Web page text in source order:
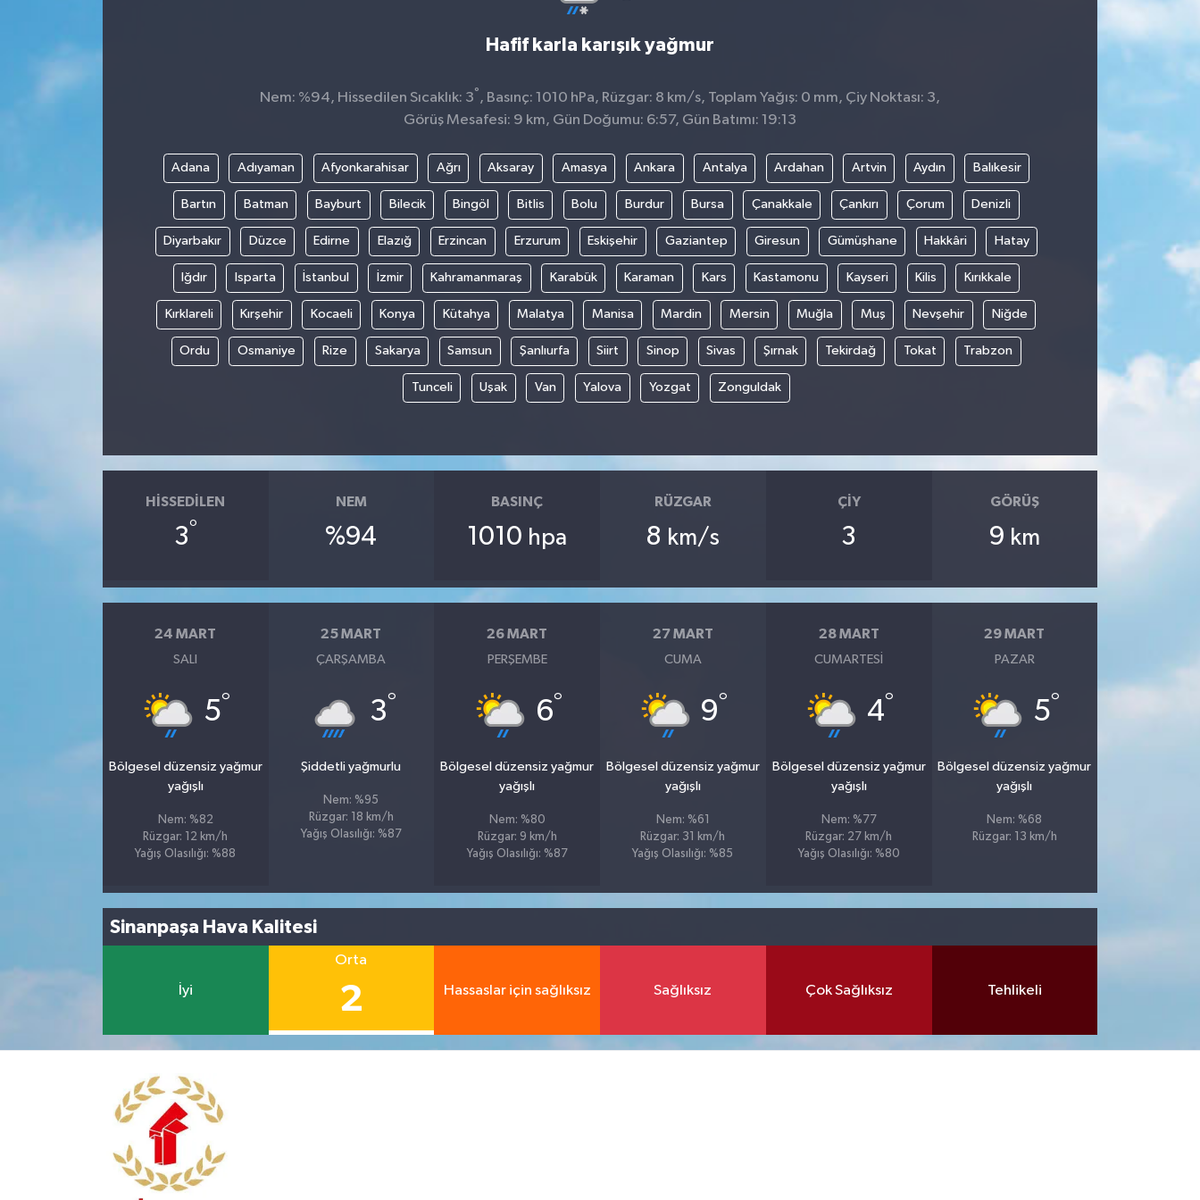
Hafif karla karışık yağmur
Nem: %94, Hissedilen Sıcaklık: 3° , Basınç: 1010 hPa, Rüzgar: 8 km/s, Toplam Yağış: 0 mm, Çiy Noktası: 3,
Görüş Mesafesi: 9 km, Gün Doğumu: 6:57, Gün Batımı: 19:13
Adana Adıyaman Afyonkarahisar Ağrı Aksaray Amasya Ankara Antalya Ardahan Artvin Aydın Balıkesir
Bartın Batman Bayburt Bilecik Bingöl Bitlis Bolu Burdur Bursa Çanakkale Çankırı Çorum Denizli
Diyarbakır Düzce Edirne Elazığ Erzincan Erzurum Eskişehir Gaziantep Giresun Gümüşhane Hakkâri Hatay
Iğdır Isparta İstanbul İzmir Kahramanmaraş Karabük Karaman Kars Kastamonu Kayseri Kilis Kırıkkale
Kırklareli Kırşehir Kocaeli Konya Kütahya Malatya Manisa Mardin Mersin Muğla Muş Nevşehir Niğde
Ordu Osmaniye Rize Sakarya Samsun Şanlıurfa Siirt Sinop Sivas Şırnak Tekirdağ Tokat Trabzon
Tunceli Uşak Van Yalova Yozgat Zonguldak
HISSEDILEN
3°
NEM
%94
BASINÇ
1010 hpa
RÜZGAR
8 km/s
ÇIY
3
GÖRÜŞ
9 km
24 MART
SALI
5°
Bölgesel düzensiz yağmur
yağışlı
Nem: %82
Rüzgar: 12 km/h
Yağış Olasılığı: %88
25 MART
ÇARŞAMBA
3°
Şiddetli yağmurlu
Nem: %95
Rüzgar: 18 km/h
Yağış Olasılığı: %87
26 MART
PERŞEMBE
6°
Bölgesel düzensiz yağmur
yağışlı
Nem: %80
Rüzgar: 9 km/h
Yağış Olasılığı: %87
27 MART
CUMA
9°
Bölgesel düzensiz yağmur
yağışlı
Nem: %61
Rüzgar: 31 km/h
Yağış Olasılığı: %85
28 MART
CUMARTESI
4°
Bölgesel düzensiz yağmur
yağışlı
Nem: %77
Rüzgar: 27 km/h
Yağış Olasılığı: %80
29 MART
PAZAR
5°
Bölgesel düzensiz yağmur
yağışlı
Nem: %68
Rüzgar: 13 km/h
Sinanpaşa Hava Kalitesi
İyi
Orta
2 Hassaslar için sağlıksız Sağlıksız Çok Sağlıksız Tehlikeli
PROJELER İNGİLİZCE
YEREL MEDYA RAPORU